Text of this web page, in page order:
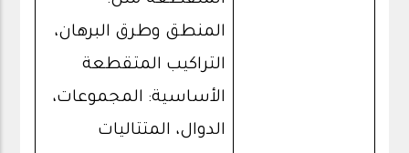
المنطق وطرق البرهان،
التراكيب المتقطعة
الأساسية: المجموعات،
الدوال، المتتاليات